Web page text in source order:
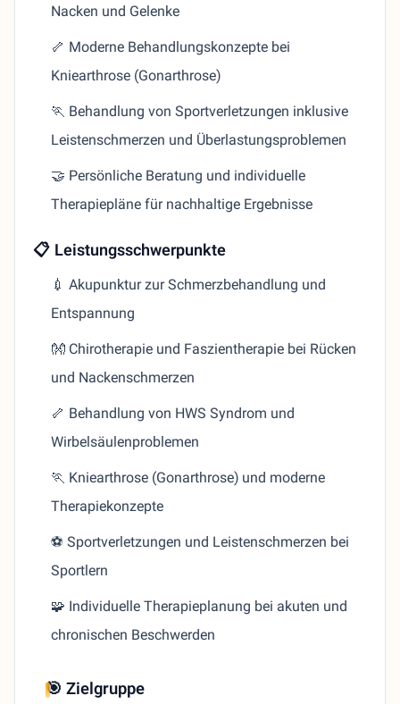
Nacken und Gelenke
🦴 Moderne Behandlungskonzepte bei
Kniearthrose (Gonarthrose)
🏃 Behandlung von Sportverletzungen inklusive
Leistenschmerzen und Überlastungsproblemen
🤝 Persönliche Beratung und individuelle
Therapiepläne für nachhaltige Ergebnisse
📋 Leistungsschwerpunkte
💉 Akupunktur zur Schmerzbehandlung und
Entspannung
👐 Chirotherapie und Faszientherapie bei Rücken
und Nackenschmerzen
🦴 Behandlung von HWS Syndrom und
Wirbelsäulenproblemen
🏃 Kniearthrose (Gonarthrose) und moderne
Therapiekonzepte
⚽ Sportverletzungen und Leistenschmerzen bei
Sportlern
🧩 Individuelle Therapieplanung bei akuten und
chronischen Beschwerden
🎯 Zielgruppe